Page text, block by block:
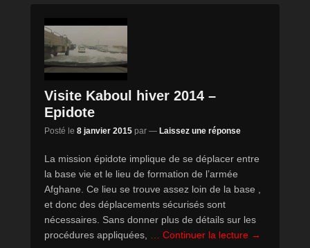
Visite Kaboul hiver 2014 –
Epidote
Posté le 8 janvier 2015 par — Laissez une réponse
La mission épidote implique de se déplacer entre
la base vie et le lieu de formation de l’armée
Afghane. Ce lieu se trouve assez loin de la base ,
et donc des déplacements sécurisés sont
nécessaires. Sans donner plus de détails sur les
procédures appliquées,
… Continuer la lecture →